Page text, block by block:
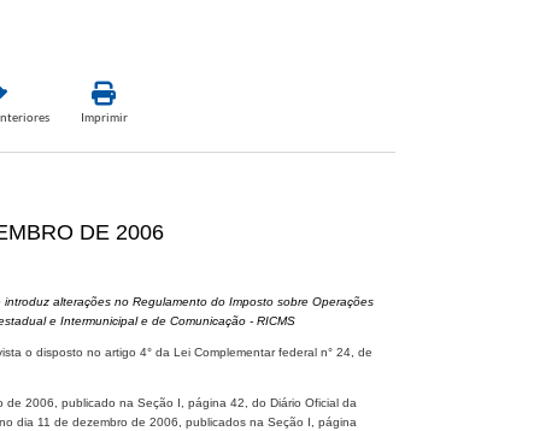
Imprimir
DE 2006
alterações no Regulamento do Imposto sobre Operações
e Intermunicipal e de Comunicação - RICMS
o disposto no artigo 4° da Lei Complementar federal n° 24, de
2006, publicado na Seção I, página 42, do Diário Oficial da
dia 11 de dezembro de 2006, publicados na Seção I, página